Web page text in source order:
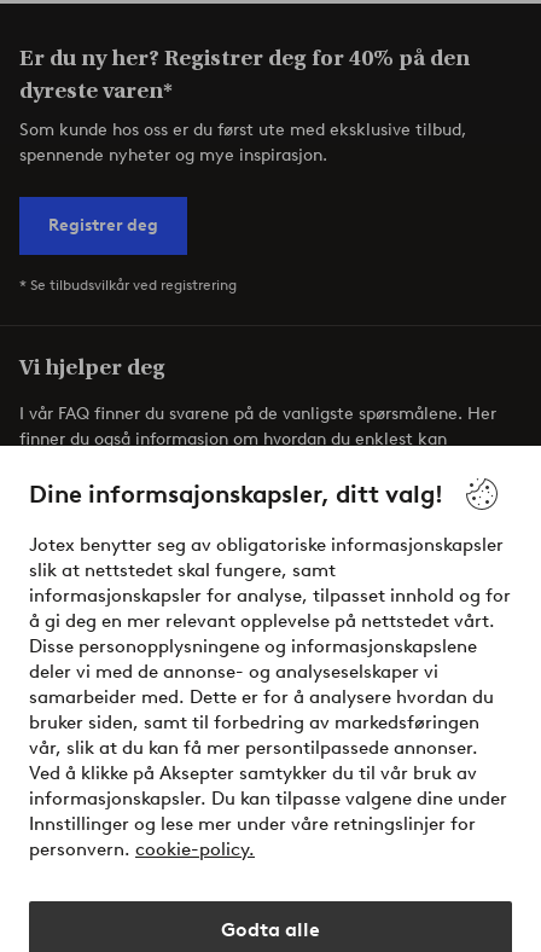
Dine informsajonskapsler, ditt valg!
Jotex benytter seg av obligatoriske informasjonskapsler
slik at nettstedet skal fungere, samt
informasjonskapsler for analyse, tilpasset innhold og for
å gi deg en mer relevant opplevelse på nettstedet vårt.
Disse personopplysningene og informasjonskapslene
deler vi med de annonse- og analyseselskaper vi
samarbeider med. Dette er for å analysere hvordan du
bruker siden, samt til forbedring av markedsføringen
vår, slik at du kan få mer persontilpassede annonser.
Ved å klikke på Aksepter samtykker du til vår bruk av
informasjonskapsler. Du kan tilpasse valgene dine under
Innstillinger og lese mer under våre retningslinjer for
personvern. cookie-policy.
Godta alle
Er du ny her? Registrer deg for 40% på den
dyreste varen*
Som kunde hos oss er du først ute med eksklusive tilbud,
spennende nyheter og mye inspirasjon.
Registrer deg
* Se tilbudsvilkår ved registrering
Vi hjelper deg
I vår FAQ finner du svarene på de vanligste spørsmålene. Her
finner du også informasjon om hvordan du enklest kan
Mine sider
Om Jotex
Våre tjenester
Vilkår
Venner